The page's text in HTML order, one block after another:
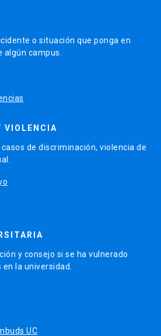
o situación que ponga en
algún campus.
VIOLENCIA
de discriminación, violencia de
y consejo si se ha vulnerado
la universidad.
UC